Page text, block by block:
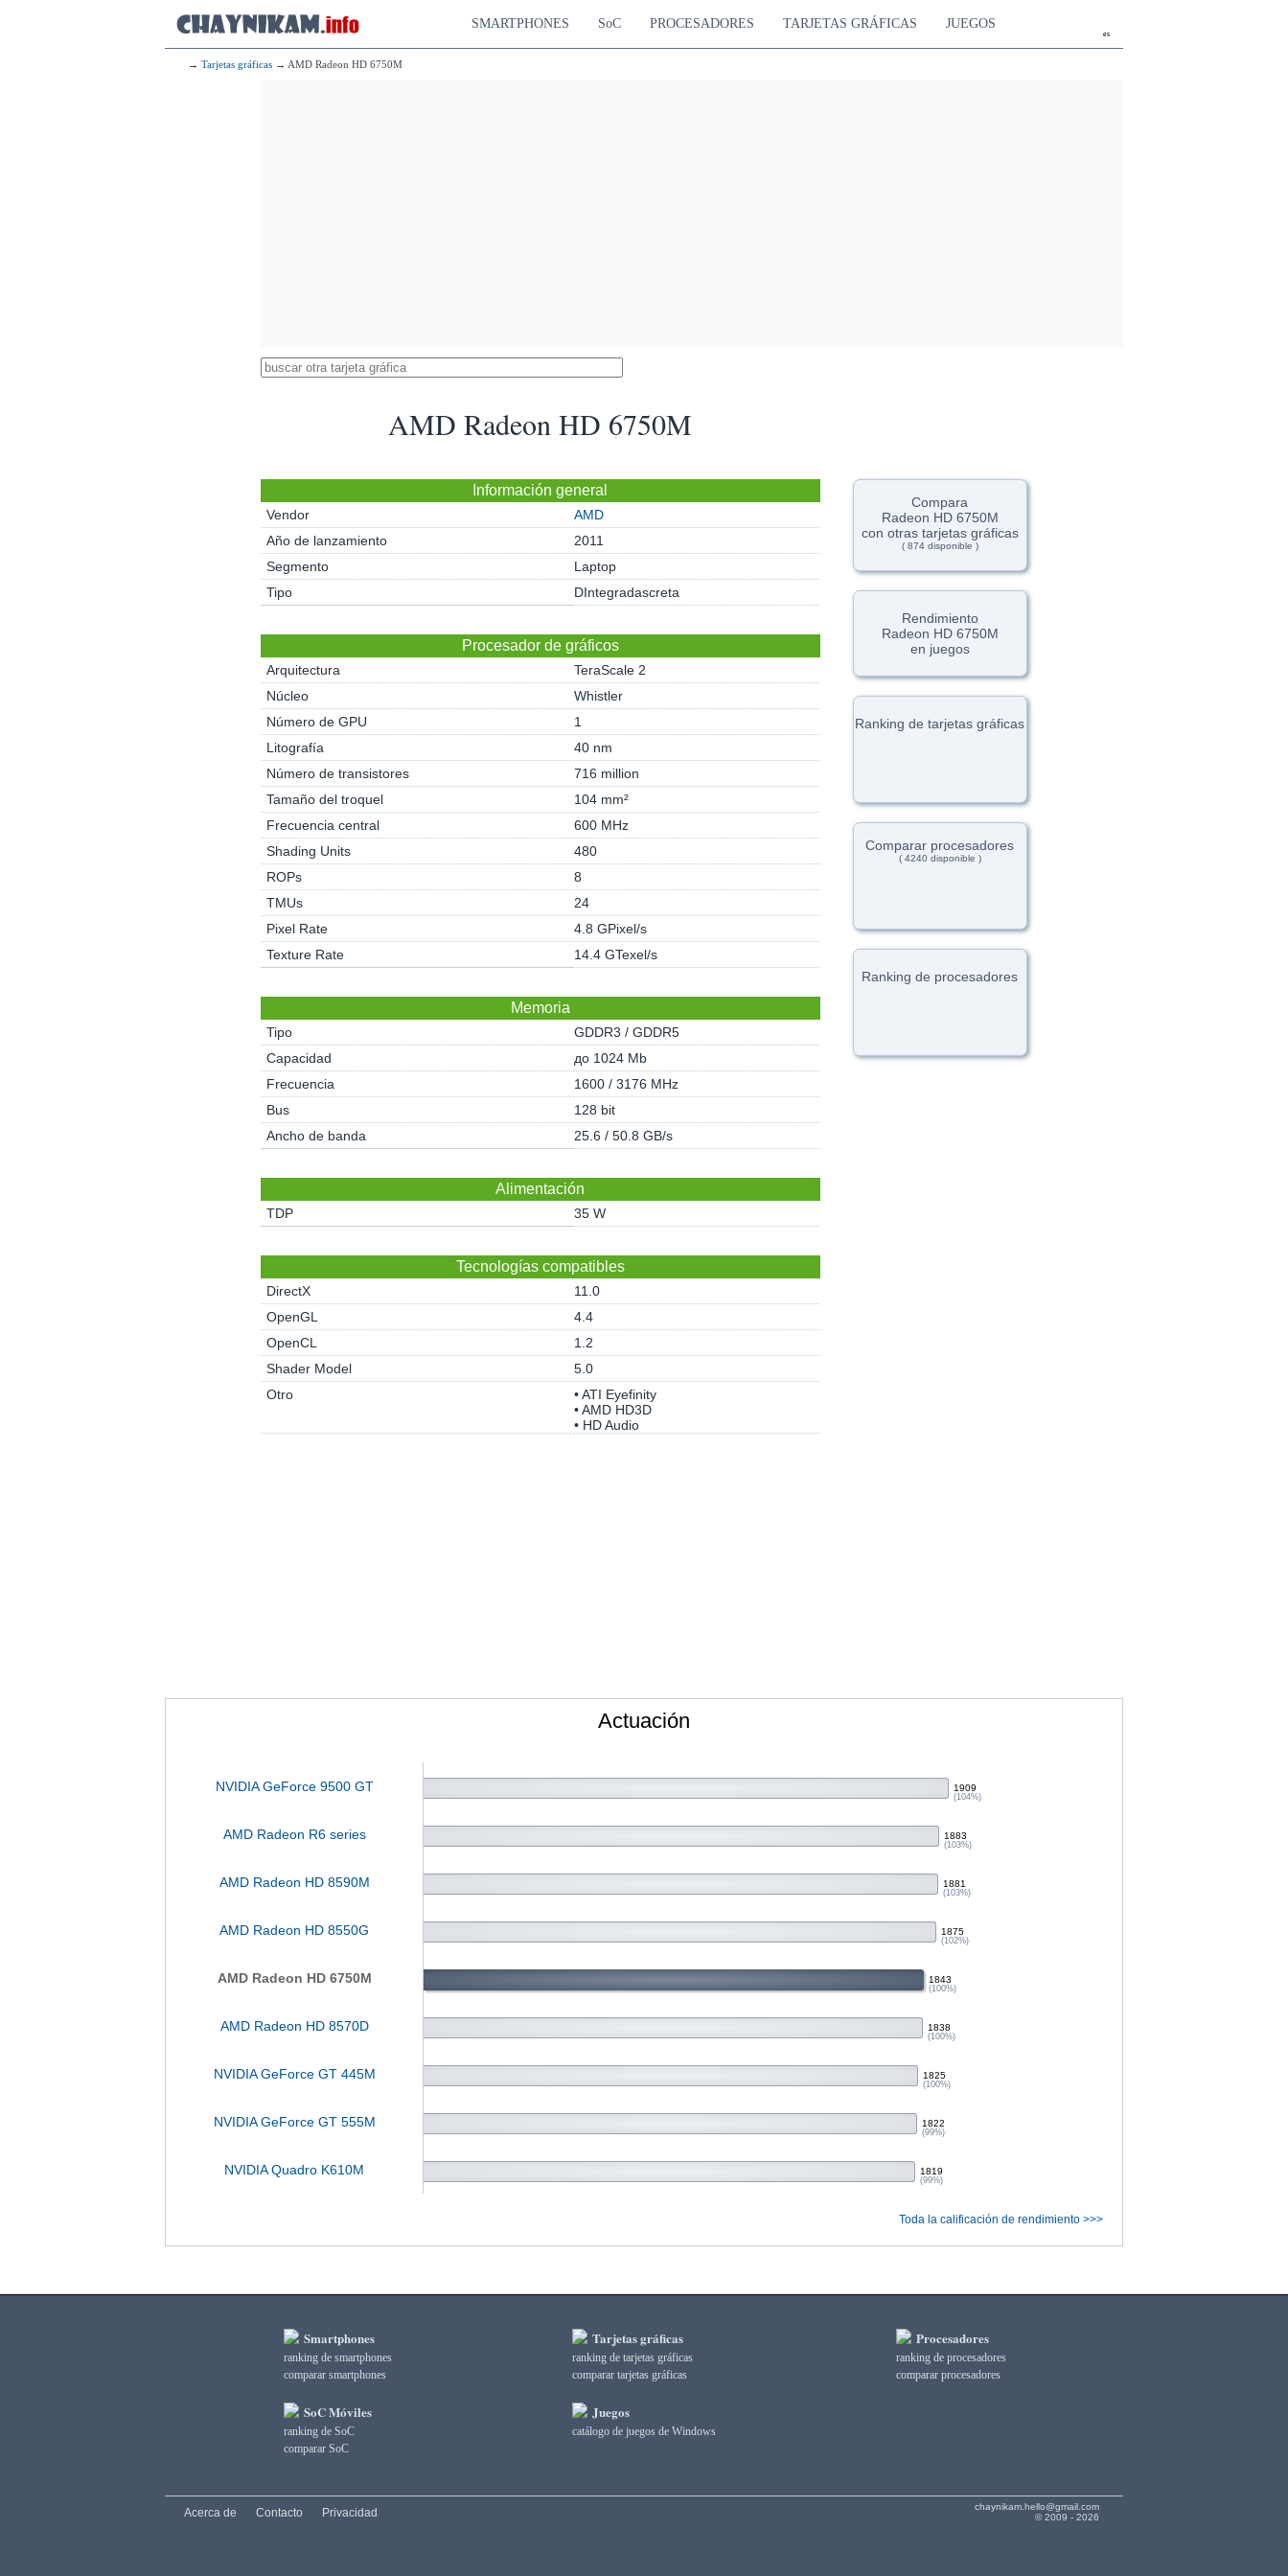
es
SMARTPHONES SoC PROCESADORES TARJETAS GRÁFICAS JUEGOS
→ Tarjetas gráficas → AMD Radeon HD 6750M
AMD Radeon HD 6750M
Información general
Vendor
AMD
Año de lanzamiento
2011
Segmento
Laptop
Tipo
DIntegradascreta
Procesador de gráficos
Arquitectura
TeraScale 2
Núcleo
Whistler
Número de GPU
1
Litografía
40 nm
Número de transistores
716 million
Tamaño del troquel
104 mm²
Frecuencia central
600 MHz
Shading Units
480
ROPs
8
TMUs
24
Pixel Rate
4.8 GPixel/s
Texture Rate
14.4 GTexel/s
Memoria
Tipo
GDDR3 / GDDR5
Capacidad
до 1024 Mb
Frecuencia
1600 / 3176 MHz
Bus
128 bit
Ancho de banda
25.6 / 50.8 GB/s
Alimentación
TDP 35 W
Tecnologías compatibles
DirectX
11.0
OpenGL
4.4
OpenCL
1.2
Shader Model
5.0
Otro
• ATI Eyefinity
• AMD HD3D
• HD Audio
Compara
Radeon HD 6750M
con otras tarjetas gráficas
( 874 disponible )
Rendimiento
Radeon HD 6750M
en juegos
Ranking de tarjetas gráficas
Comparar procesadores
( 4240 disponible )
Ranking de procesadores
Actuación
NVIDIA GeForce 9500 GT 1909
(104%)
AMD Radeon R6 series 1883
(103%)
AMD Radeon HD 8590M 1881
(103%)
AMD Radeon HD 8550G 1875
(102%)
AMD Radeon HD 6750M 1843
(100%)
AMD Radeon HD 8570D 1838
(100%)
NVIDIA GeForce GT 445M 1825
(100%)
NVIDIA GeForce GT 555M 1822
(99%)
NVIDIA Quadro K610M 1819
(99%)
Toda la calificación de rendimiento >>>
Smartphones
ranking de smartphones
comparar smartphones
SoC Móviles
ranking de SoC
comparar SoC
Tarjetas gráficas
ranking de tarjetas gráficas
comparar tarjetas gráficas
Juegos
catálogo de juegos de Windows
Procesadores
ranking de procesadores
comparar procesadores
chaynikam.hello@gmail.com
© 2009 - 2026
Acerca de Contacto Privacidad